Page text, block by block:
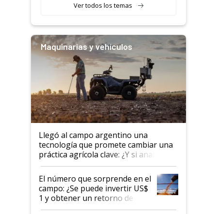
Ver todos los temas
Maquinarias y vehículos
Llegó al campo argentino una
tecnología que promete cambiar una
práctica agrícola clave: ¿Y si analizar
el suelo fuera tan simple como
apretar un botón?
El número que sorprende en el
campo: ¿Se puede invertir US$
1 y obtener un retorno de
hasta US$ 10 en agricultura?